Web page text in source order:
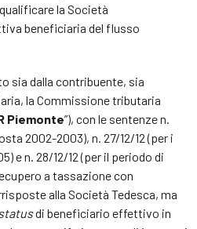
la Società
beneficiaria del flusso
sia dalla contribuente, sia
la Commissione tributaria
Piemonte”), con le sentenze n.
2002-2003), n. 27/12/12 (per i
e n. 28/12/12 (per il periodo di
a tassazione con
alla Società Tedesca, ma
di beneficiario effettivo in